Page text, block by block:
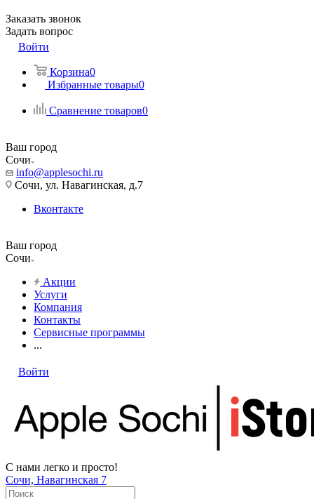
Заказать звонок
Задать вопрос
Войти
Корзина0
Избранные товары0
Сравнение товаров0
Ваш город
Сочи
info@applesochi.ru
Сочи, ул. Навагинская, д.7
Вконтакте
Ваш город
Сочи
Акции
Услуги
Компания
Контакты
Сервисные программы
...
Войти
С нами легко и просто!
Сочи, Навагинская 7